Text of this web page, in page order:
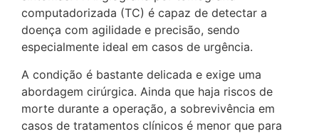
computadorizada (TC) é capaz de detectar a
doença com agilidade e precisão, sendo
especialmente ideal em casos de urgência.
A condição é bastante delicada e exige uma
abordagem cirúrgica. Ainda que haja riscos de
morte durante a operação, a sobrevivência em
casos de tratamentos clínicos é menor que para